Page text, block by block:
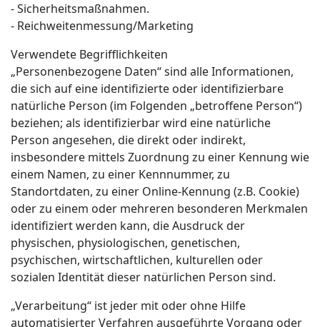
- Sicherheitsmaßnahmen.
- Reichweitenmessung/Marketing
Verwendete Begrifflichkeiten
„Personenbezogene Daten“ sind alle Informationen,
die sich auf eine identifizierte oder identifizierbare
natürliche Person (im Folgenden „betroffene Person“)
beziehen; als identifizierbar wird eine natürliche
Person angesehen, die direkt oder indirekt,
insbesondere mittels Zuordnung zu einer Kennung wie
einem Namen, zu einer Kennnummer, zu
Standortdaten, zu einer Online-Kennung (z.B. Cookie)
oder zu einem oder mehreren besonderen Merkmalen
identifiziert werden kann, die Ausdruck der
physischen, physiologischen, genetischen,
psychischen, wirtschaftlichen, kulturellen oder
sozialen Identität dieser natürlichen Person sind.
„Verarbeitung“ ist jeder mit oder ohne Hilfe
automatisierter Verfahren ausgeführte Vorgang oder